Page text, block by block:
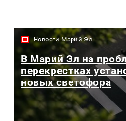
Новости Марий Эл
В Марий Эл на
перекрестках
новых светофора